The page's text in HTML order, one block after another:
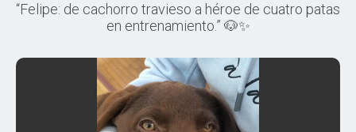
“Felipe: de cachorro travieso a héroe de cuatro patas
en entrenamiento.” 🐶✨